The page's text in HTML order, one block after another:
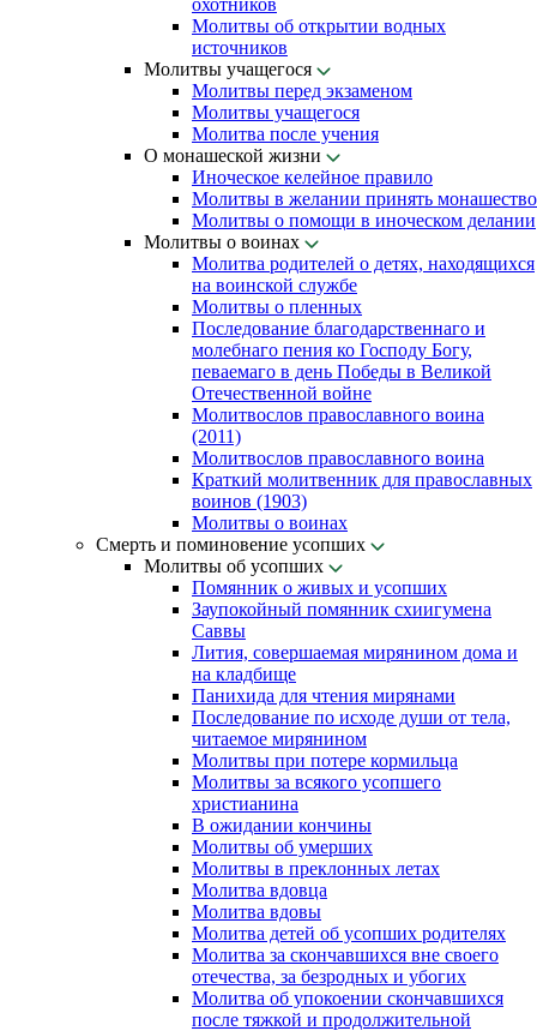
охотников
Молитвы об открытии водных
источников
Молитвы учащегося
Молитвы перед экзаменом
Молитвы учащегося
Молитва после учения
О монашеской жизни
Иноческое келейное правило
Молитвы в желании принять монашество
Молитвы о помощи в иноческом делании
Молитвы о воинах
Молитва родителей о детях, находящихся
на воинской службе
Молитвы о пленных
Последование благодарственнаго и
молебнаго пения ко Господу Богу,
певаемаго в день Победы в Великой
Отечественной войне
Молитвослов православного воина
(2011)
Молитвослов православного воина
Краткий молитвенник для православных
воинов (1903)
Молитвы о воинах
Смерть и поминовение усопших
Молитвы об усопших
Помянник о живых и усопших
Заупокойный помянник схиигумена
Саввы
Лития, совершаемая мирянином дома и
на кладбище
Панихида для чтения мирянами
Последование по исходе души от тела,
читаемое мирянином
Молитвы при потере кормильца
Молитвы за всякого усопшего
христианина
В ожидании кончины
Молитвы об умерших
Молитвы в преклонных летах
Молитва вдовца
Молитва вдовы
Молитва детей об усопших родителях
Молитва за скончавшихся вне своего
отечества, за безродных и убогих
Молитва об упокоении скончавшихся
после тяжкой и продолжительной